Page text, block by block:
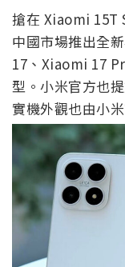
搶在 Xiaomi 15T
中國市場推出全
17、Xiaomi 17
型。小米官方也
實機外觀也由小